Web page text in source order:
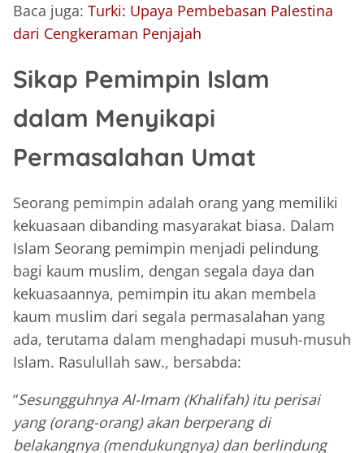
Baca juga: Turki: Upaya Pembebasan Palestina
dari Cengkeraman Penjajah
Sikap Pemimpin Islam
dalam Menyikapi
Permasalahan Umat
Seorang pemimpin adalah orang yang memiliki
kekuasaan dibanding masyarakat biasa. Dalam
Islam Seorang pemimpin menjadi pelindung
bagi kaum muslim, dengan segala daya dan
kekuasaannya, pemimpin itu akan membela
kaum muslim dari segala permasalahan yang
ada, terutama dalam menghadapi musuh-musuh
Islam. Rasulullah saw., bersabda:
“Sesungguhnya Al-Imam (Khalifah) itu perisai
yang (orang-orang) akan berperang di
belakangnya (mendukungnya) dan berlindung